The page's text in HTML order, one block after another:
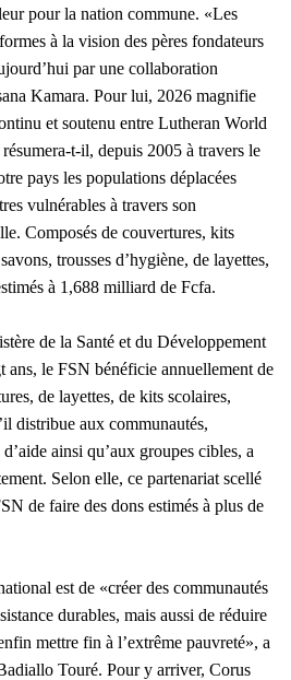
pour la nation commune. «Les
à la vision des pères fondateurs
par une collaboration
Kamara. Pour lui, 2026 magnifie
et soutenu entre Lutheran World
t-il, depuis 2005 à travers le
pays les populations déplacées
vulnérables à travers son
Composés de couvertures, kits
trousses d’hygiène, de layettes,
à 1,688 milliard de Fcfa.
de la Santé et du Développement
ans, le FSN bénéficie annuellement de
de layettes, de kits scolaires,
distribue aux communautés,
ainsi qu’aux groupes cibles, a
Selon elle, ce partenariat scellé
de faire des dons estimés à plus de
est de «créer des communautés
durables, mais aussi de réduire
mettre fin à l’extrême pauvreté», a
Touré. Pour y arriver, Corus